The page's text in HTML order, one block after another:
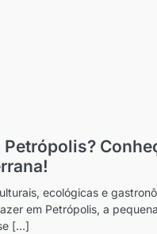
Petrópolis?
ecológicas e
em Petrópolis, a
[...]